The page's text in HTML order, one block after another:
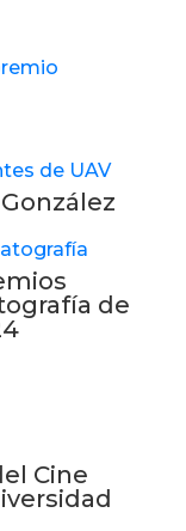
de
Cine